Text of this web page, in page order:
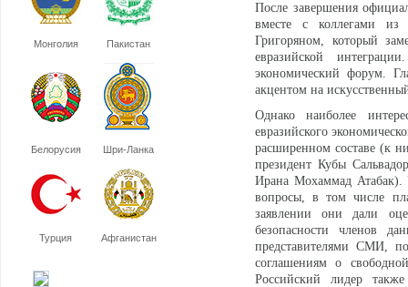
Монголия Пакистан
Белорусия Шри-Ланка
Турция Афганистан
После завершения
вместе с коллегами из
Григоряном, который
евразийской
экономический форум.
акцентом на
Однако наиболее
евразийского
расширенном составе (к
президент Кубы
Ирана Мохаммад Атабак).
вопросы, в том числе
заявлении они дали
безопасности членов
представителями СМИ,
соглашениям о
Российский лидер